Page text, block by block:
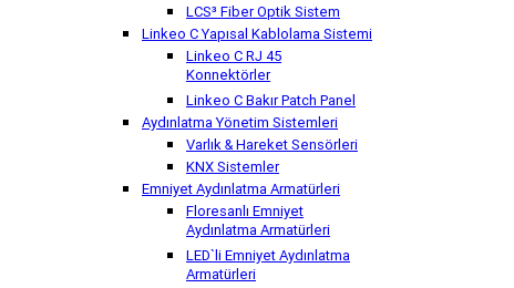
LCS³ Fiber Optik Sistem
Linkeo C Yapısal Kablolama Sistemi
Linkeo C RJ 45
Konnektörler
Linkeo C Bakır Patch Panel
Aydınlatma Yönetim Sistemleri
Varlık & Hareket Sensörleri
KNX Sistemler
Emniyet Aydınlatma Armatürleri
Floresanlı Emniyet
Aydınlatma Armatürleri
LED`li Emniyet Aydınlatma
Armatürleri